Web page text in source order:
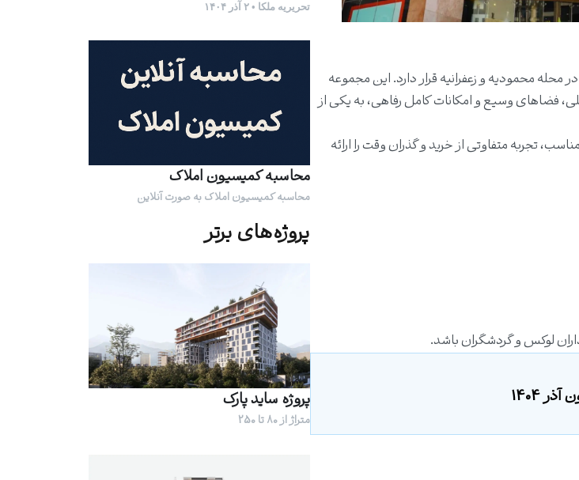
محمودیه و زعفرانیه قرار دارد. این مجموعه
فضاهای وسیع و امکانات کامل رفاهی، به یکی از
تجربه متفاوتی از خرید و گذران وقت را ارائه
لوکس و گردشگران باشد.
1404
تحریریه ملکا • ۲ آذر ۱۴۰۴
محاسبه کمیسیون املاک
محاسبه کمیسیون املاک به صورت آنلاین
پروژه‌های برتر
پروژه ساید پارک
متراژ از 80 تا 250